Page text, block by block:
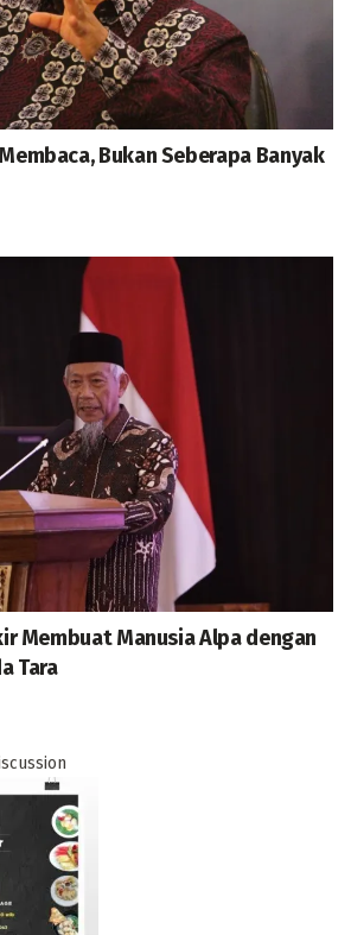
Bukan Seberapa Banyak
Membuat Manusia Alpa dengan
Tara